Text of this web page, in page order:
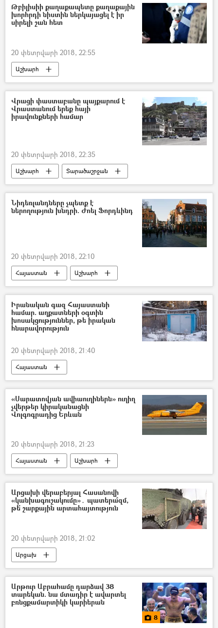
Թբիլիսիի քաղաքապետը քաղաքային
խորհրդի նիստին ներկայացել է իր
սիրելի շան հետ
20 փետրվարի 2018, 22:55
Աշխարհ
Վրացի փաստաբանը պայքարում է
Վրաստանում երեք հայի
իրավունքների համար
20 փետրվարի 2018, 22:35
Աշխարհ Տարածաշրջան
Նիդեռլանդները չպետք է
ներողություն խնդրի. Ժոել Ֆորդևինդ
20 փետրվարի 2018, 22:10
Հայաստան
Աշխարհ
Քաղաքականություն
Իրանական գազ Հայաստանի
համար. աղքատների օգտին
խոսակցություններ, թե իրական
հնարավորություն
20 փետրվարի 2018, 21:40
Հայաստան
«Սարատովյան ավիաուղիներն» ուղիղ
չվերթեր կիրականացնի
Վոլգոգրադից Երևան
20 փետրվարի 2018, 21:23
Հայաստան
Աշխարհ
հասարակություն
Ռուսաստան
Արցախի վերաբերյալ Հասանովի
«կանխագուշակումը»․ պատերա՞զմ,
թե՞ շարքային արտահայտություն
20 փետրվարի 2018, 21:02
Արցախ
Արթուր Աբրահամը դարձավ 38
տարեկան. նա մտադիր է ավարտել
բռնցքամարտիկի կարիերան
8